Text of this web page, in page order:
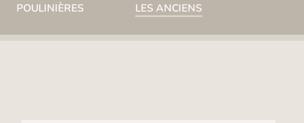
POULINIÈRES LES ANCIENS